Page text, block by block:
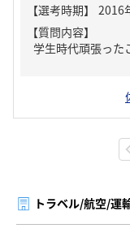
【質問内容】
学生時代頑張った
トラベル/航空/運